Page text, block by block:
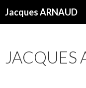
Jacques ARNAUD
JACQUES